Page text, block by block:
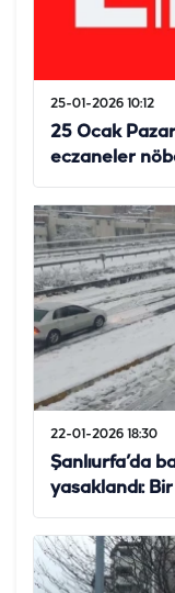
25-01-2026 10:12
25 Ocak
eczaneler
22-01-2026 18:30
Şanlıurfa’da
yasaklandı: